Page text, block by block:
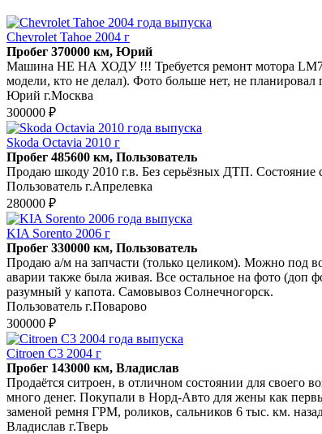
Chevrolet Tahoe 2004 г
Пробег 370000 км, Юрий
Машина НЕ НА ХОДУ !!! Требуется ремонт мотора LM7 (
модели, кто не делал). Фото больше нет, не
Юрий г.Москва
300000 ₽
Skoda Octavia 2010 г
Пробег 485600 км, Пользователь
Продаю шкоду 2010 г.в. Без серьёзных ДТП. Состояние
Пользователь г.Апрелевка
280000 ₽
KIA Sorento 2006 г
Пробег 330000 км, Пользователь
Продаю а/м на запчасти (только целиком). Можно под
аварии также была живая. Все остальное на фото (доп
разумный у капота. Самовывоз Солнечногорск.
Пользователь г.Поварово
300000 ₽
Citroen C3 2004 г
Пробег 143000 км, Владислав
Продаётся ситроен, в отличном состоянии для своего
много денег. Покупали в Норд-Авто для жены как
заменой ремня ГРМ, роликов, сальников 6 тыс. км.
Владислав г.Тверь